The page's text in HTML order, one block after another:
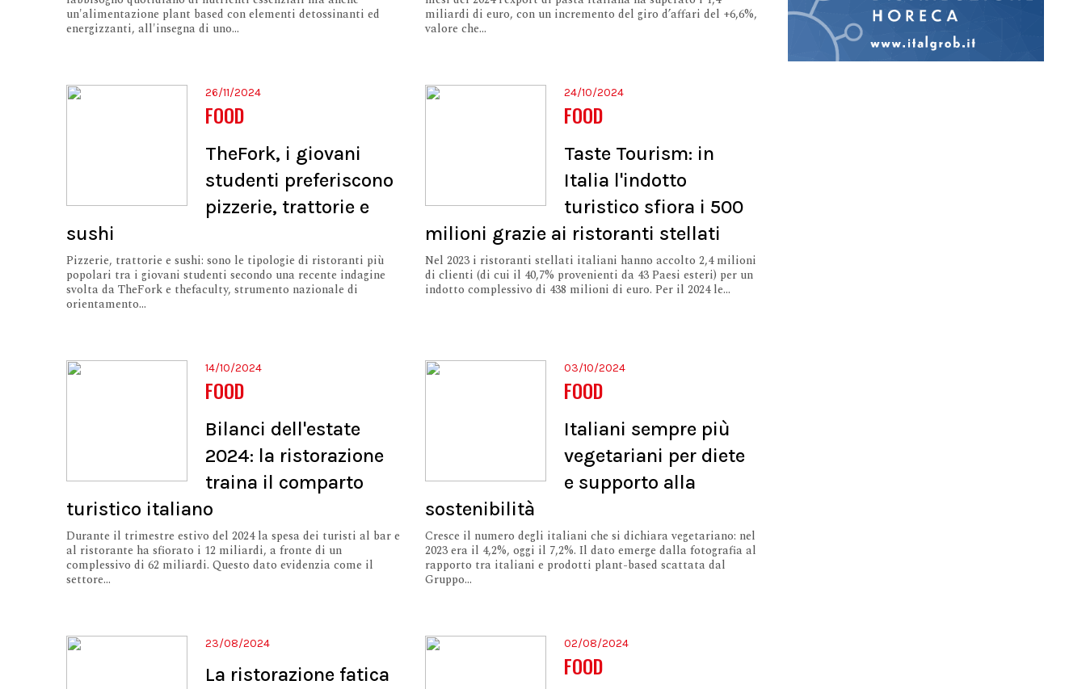
un'alimentazione plant based con elementi detossinanti ed
energizzanti, all'insegna di uno...
miliardi di euro, con un incremento del giro d’affari del +6,6%,
valore che...
26/11/2024
FOOD
TheFork, i giovani
studenti preferiscono
pizzerie, trattorie e
sushi
Pizzerie, trattorie e sushi: sono le tipologie di ristoranti più
popolari tra i giovani studenti secondo una recente indagine
svolta da TheFork e thefaculty, strumento nazionale di
orientamento...
24/10/2024
FOOD
Taste Tourism: in
Italia l'indotto
turistico sfiora i 500
milioni grazie ai ristoranti stellati
Nel 2023 i ristoranti stellati italiani hanno accolto 2,4 milioni
di clienti (di cui il 40,7% provenienti da 43 Paesi esteri) per un
indotto complessivo di 438 milioni di euro. Per il 2024 le...
14/10/2024
FOOD
Bilanci dell'estate
2024: la ristorazione
traina il comparto
turistico italiano
Durante il trimestre estivo del 2024 la spesa dei turisti al bar e
al ristorante ha sfiorato i 12 miliardi, a fronte di un
complessivo di 62 miliardi. Questo dato evidenzia come il
settore...
03/10/2024
FOOD
Italiani sempre più
vegetariani per diete
e supporto alla
sostenibilità
Cresce il numero degli italiani che si dichiara vegetariano: nel
2023 era il 4,2%, oggi il 7,2%. Il dato emerge dalla fotografia al
rapporto tra italiani e prodotti plant-based scattata dal
Gruppo...
23/08/2024
La ristorazione fatica
02/08/2024
FOOD